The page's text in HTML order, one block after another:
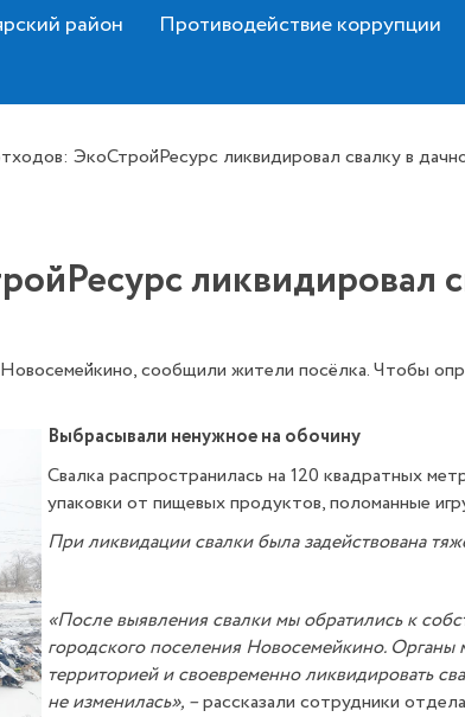
район Противодействие коррупции
ЭкоСтройРесурс ликвидировал свалку в
ликвидировал
сообщили жители посёлка. Чтобы
Выбрасывали ненужное на обочину
Свалка распространилась на 120 квадратных
упаковки от пищевых продуктов, поломанные
При ликвидации свалки была задействована
«После выявления свалки мы обратились к
городского поселения Новосемейкино.
территорией и своевременно ликвидировать
не изменилась», –рассказали сотрудники